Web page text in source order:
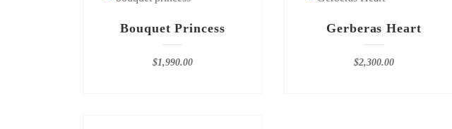
Bouquet Princess
$1,990.00
Gerberas Heart
$2,300.00